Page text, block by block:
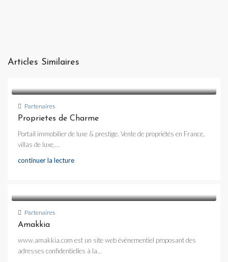
Articles Similaires
Partenaires
Proprietes de Charme
Portail immobilier de luxe & prestige. Vente de propriétés en France,
villas de luxe,...
continuer la lecture
Partenaires
Amakkia
www.amakkia.com est un site web événementiel proposant des
adresses confidentielles à la...